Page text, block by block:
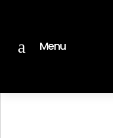
a Menu